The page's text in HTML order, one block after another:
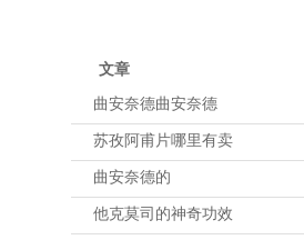
文章
曲安奈德曲安奈德
苏孜阿甫片哪里有卖
曲安奈德的
他克莫司的神奇功效